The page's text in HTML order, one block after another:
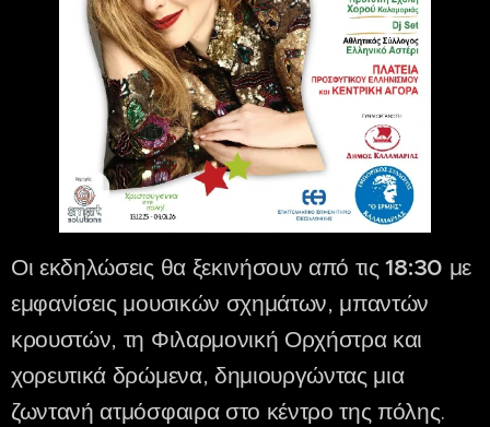
Οι εκδηλώσεις θα ξεκινήσουν από τις18:30 με
εμφανίσεις μουσικών σχημάτων, μπαντών
κρουστών, τη Φιλαρμονική Ορχήστρα και
χορευτικά δρώμενα, δημιουργώντας μια
ζωντανή ατμόσφαιρα στο κέντρο της πόλης.